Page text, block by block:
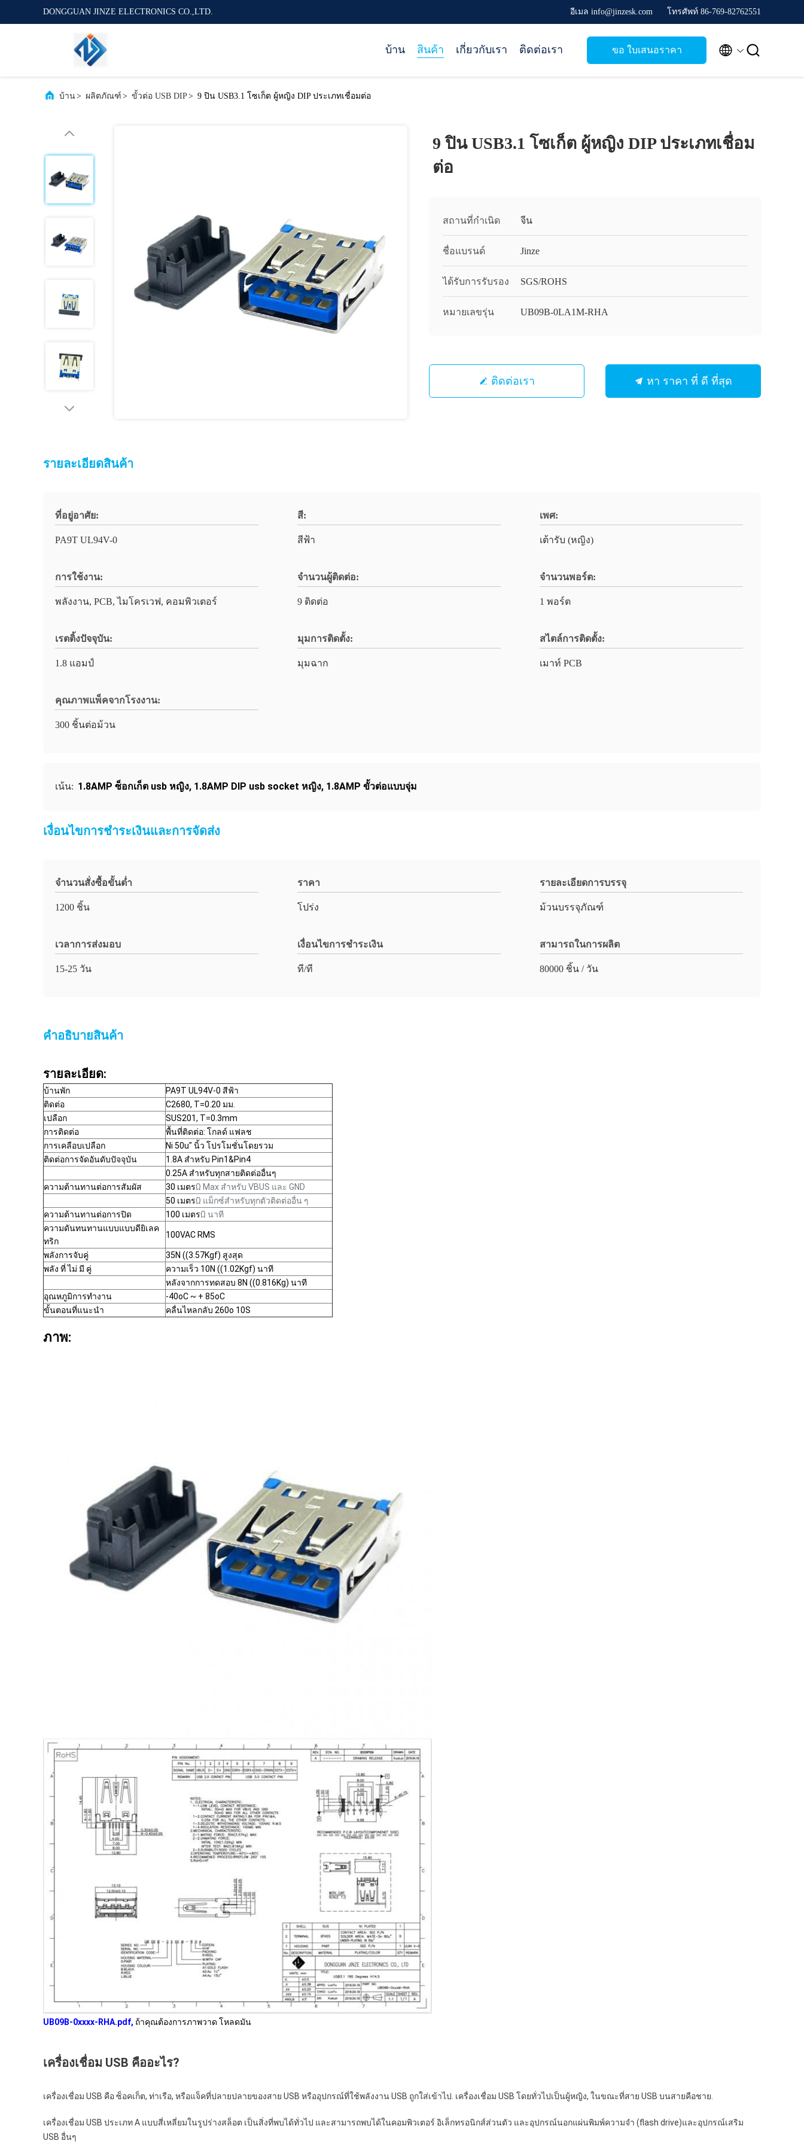
DONGGUAN JINZE ELECTRONICS CO.,LTD. อีเมล info@jinzesk.com โทรศัพท์ 86-769-82762551
บ้าน สินค้า เกี่ยวกับเรา ติดต่อเรา ขอ ใบเสนอราคา  
บ้าน> ผลิตภัณฑ์ > ขั้วต่อ USB DIP> 9 ปิน USB3.1 โซเก็ต ผู้หญิง DIP ประเภทเชื่อมต่อ
9 ปิน USB3.1 โซเก็ต ผู้หญิง DIP ประเภทเชื่อม
ต่อ
สถานที่กำเนิด จีน
ชื่อแบรนด์ Jinze
ได้รับการรับรอง SGS/ROHS
หมายเลขรุ่น UB09B-0LA1M-RHA
ติดต่อเรา หา ราคา ที่ ดี ที่สุด
รายละเอียดสินค้า
ที่อยู่อาศัย:
PA9T UL94V-0
สี:
สีฟ้า
เพศ:
เต้ารับ (หญิง)
การใช้งาน:
พลังงาน, PCB, ไมโครเวฟ, คอมพิวเตอร์
จํานวนผู้ติดต่อ:
9 ติดต่อ
จำนวนพอร์ต:
1 พอร์ต
เรตติ้งปัจจุบัน:
1.8 แอมป์
มุมการติดตั้ง:
มุมฉาก
สไตล์การติดตั้ง:
เมาท์ PCB
คุณภาพแพ็คจากโรงงาน:
300 ชิ้นต่อม้วน
เน้น: 1.8AMP ซ็อกเก็ต usb หญิง, 1.8AMP DIP usb socket หญิง, 1.8AMP ขั้วต่อแบบจุ่ม
เงื่อนไขการชําระเงินและการจัดส่ง
จำนวนสั่งซื้อขั้นต่ำ
1200 ชิ้น
ราคา
โปร่ง
รายละเอียดการบรรจุ
ม้วนบรรจุภัณฑ์
เวลาการส่งมอบ
15-25 วัน
เงื่อนไขการชำระเงิน
ที/ที
สามารถในการผลิต
80000 ชิ้น / วัน
คําอธิบายสินค้า
รายละเอียด:
บ้านพัก
PA9T UL94V-0 สีฟ้า
ติดต่อ
C2680, T=0.20 มม.
เปลือก
SUS201, T=0.3mm
การติดต่อ
พื้นที่ติดต่อ: โกลด์ แฟลช
การเคลือบเปลือก
Ni 50u" นิ้ว โปรโมชั่นโดยรวม
ติดต่อการจัดอันดับปัจจุบัน
1.8A สําหรับ Pin1&Pin4
0.25A สําหรับทุกสายติดต่ออื่นๆ
ความต้านทานต่อการสัมผัส
30 เมตรΩ Max สําหรับ VBUS และ GND
50 เมตรΩ แม็กซ์สําหรับทุกตัวติดต่ออื่น ๆ
ความต้านทานต่อการปิด
100 เมตรΩ นาที
ความดันทนทานแบบแบบดียิเลค
ทริก
100VAC RMS
พลังการจับคู่
35N ((3.57Kgf) สูงสุด
พลัง ที่ ไม่ มี คู่
ความเร็ว 10N ((1.02Kgf) นาที
หลังจากการทดสอบ 8N ((0.816Kg) นาที
อุณหภูมิการทํางาน
-40oC ~ + 85oC
ขั้นตอนที่แนะนํา
คลื่นไหลกลับ 260o 10S
ภาพ:
UB09B-0xxxx-RHA.pdf, ถ้าคุณต้องการภาพวาด โหลดมัน
เครื่องเชื่อม USB คืออะไร?
เครื่องเชื่อม USB คือ ซ็อคเก็ต, ท่าเรือ, หรือแจ็คที่ปลายปลายของสาย USB หรืออุปกรณ์ที่ใช้พลังงาน USB ถูกใส่เข้าไป. เครื่องเชื่อม USB โดยทั่วไปเป็นผู้หญิง, ในขณะที่สาย USB บนสายคือชาย.
เครื่องเชื่อม USB ประเภท A แบบสี่เหลี่ยมในรูปร่างสล็อต เป็นสิ่งที่พบได้ทั่วไป และสามารถพบได้ในคอมพิวเตอร์ อิเล็กทรอนิกส์ส่วนตัว และอุปกรณ์นอกแผ่นพิมพ์ความจํา (flash drive)และอุปกรณ์เสริม
USB อื่นๆ